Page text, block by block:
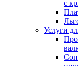
с
Услуги